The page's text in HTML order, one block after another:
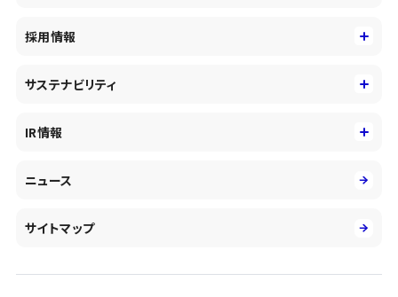
コーポレートアイデンティティ
会社概要・沿革
コンサルティング&アドバイザリー
投資事業の拡大
DXとシステムモダナイゼーション
人的資本経営の取組み
採用情報
キャリア採用
障がい者採用
サステナビリティ
社会
IR情報
有価証券報告書／四半期報告書
統合報告書
ニュース
サイトマップ